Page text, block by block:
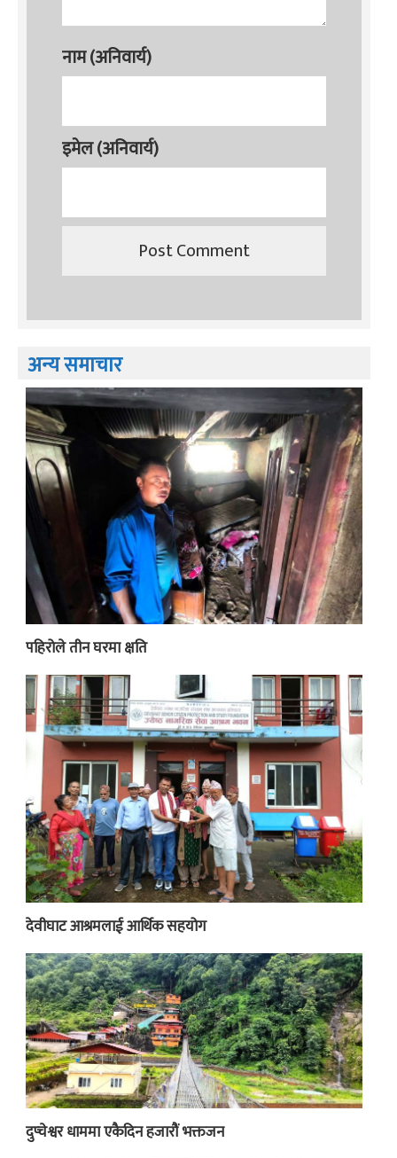
नाम (अनिवार्य)
इमेल (अनिवार्य)
अन्य समाचार
पहिरोले तीन घरमा क्षति
देवीघाट आश्रमलाई आर्थिक सहयोग
दुप्चेश्वर धाममा एकैदिन हजारौं भक्तजन